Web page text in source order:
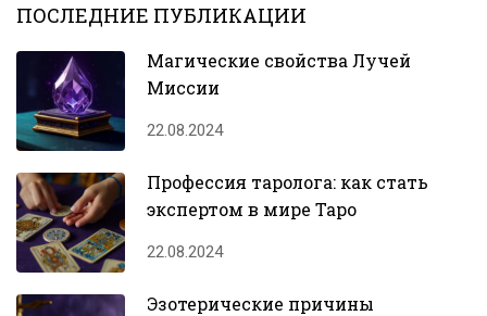
ПОСЛЕДНИЕ ПУБЛИКАЦИИ
Магические свойства Лучей
Миссии
22.08.2024
Профессия таролога: как стать
экспертом в мире Таро
22.08.2024
Эзотерические причины